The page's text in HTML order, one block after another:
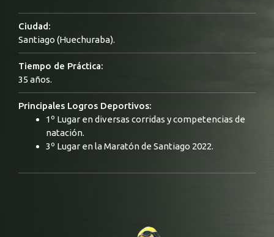
Ciudad:
Santiago (Huechuraba).
Tiempo de Práctica:
35 años.
Principales Logros Deportivos:
1º Lugar en diversas corridas y competencias de
natación.
3º Lugar en la Maratón de Santiago 2022.